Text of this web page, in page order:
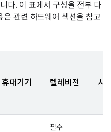
다. 이 표에서 구성을 전부 다
은 관련 하드웨어 섹션을 참고
휴대기기 텔레비전 시
필수